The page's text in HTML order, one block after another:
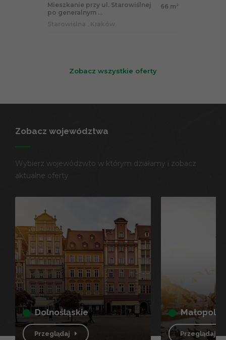
Mieszkanie przy ul. Starowiślnej
po generalnym ...
66 m 2
Zobacz wszystkie oferty
Zobacz województwa
Wybierz wojewódzwto w którym działamy i zobacz
aktualne oferty
dolnośląskie
Przeglądaj Przeglądaj